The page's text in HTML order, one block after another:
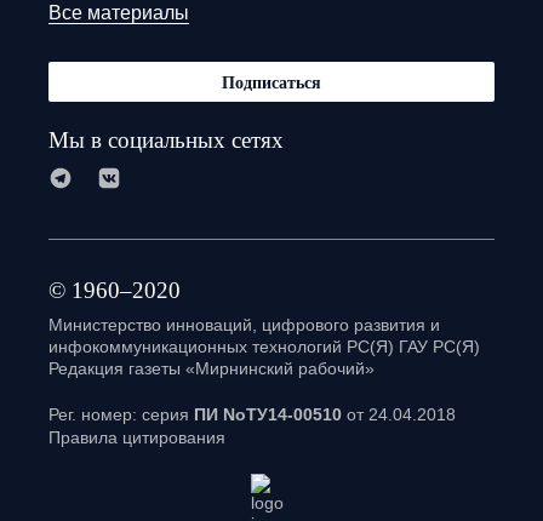
Все материалы
Подписаться
Мы в социальных сетях
© 1960–2020
Министерство инноваций, цифрового развития и
инфокоммуникационных технологий РС(Я) ГАУ РС(Я)
Редакция газеты «Мирнинский рабочий»
Рег. номер: серия ПИ NoТУ14-00510 от 24.04.2018
Правила цитирования